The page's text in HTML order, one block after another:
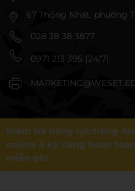
67 Thống Nhất, phường
028 38 38 3877
0971 213 395 (24/7)
Kiểm tra năng lực tiếng
online 4 kỹ năng hoàn toàn
miễn phí